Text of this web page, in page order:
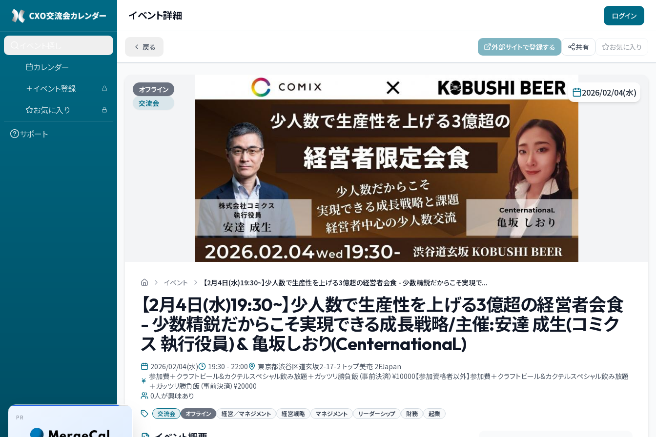
カレンダー
イベント登録
お気に入り
サポート
イベント詳細 ログイン
戻る 外部サイトで登録する 共有 お気に入り
オフライン
交流会
2026/02/04(水)
イベント 【2月4日(水)19:30~】少人数で生産性を上げる3億超の経営者会食 - 少数精鋭だからこそ実現で...
【2月4日(水)19:30~】少人数で生産性を上げる3億超の経営者会食
- 少数精鋭だからこそ実現できる成長戦略/主催:安達 成生(コミク
ス 執行役員) & 亀坂しおり(CenternationaL)
2026/02/04(水) 19:30 - 22:00
東京都渋谷区道玄坂2-17-2 トップ美奄 2FJapan
参加費＋クラフトビール&カクテルスペシャル飲み放題＋ガッツリ勝負飯（事前決済）¥10000【参加資格者以外】参加費＋クラフトビール&カクテルスペシャル飲み放題
＋ガッツリ勝負飯（事前決済）¥20000
0人が興味あり
交流会 オフライン 経営／マネジメント 経営戦略 マネジメント リーダーシップ 財務 起業
PR